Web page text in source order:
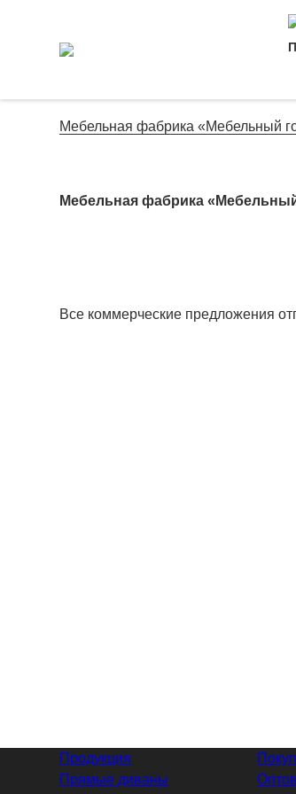
Мебельная фабрика «Мебельный
Мебельная фабрика
Все коммерческие предложения
Продукция
Прямые диваны